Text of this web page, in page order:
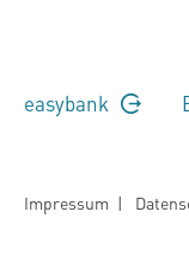
easybank
Impressum |